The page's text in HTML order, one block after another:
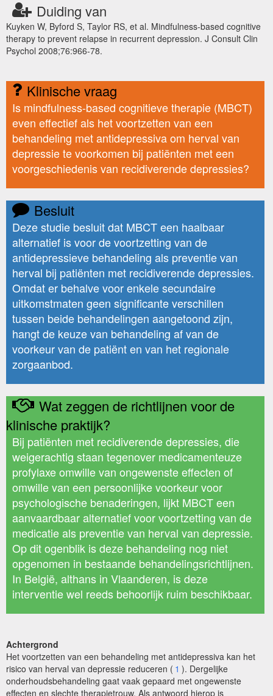
Duiding van
Kuyken W, Byford S, Taylor RS, et al. Mindfulness-based cognitive
therapy to prevent relapse in recurrent depression. J Consult Clin
Psychol 2008;76:966-78.
Klinische vraag
Is mindfulness-based cognitieve therapie (MBCT)
even effectief als het voortzetten van een
behandeling met antidepressiva om herval van
depressie te voorkomen bij patiënten met een
voorgeschiedenis van recidiverende depressies?
Besluit
Deze studie besluit dat MBCT een haalbaar
alternatief is voor de voortzetting van de
antidepressieve behandeling als preventie van
herval bij patiënten met recidiverende depressies.
Omdat er behalve voor enkele secundaire
uitkomstmaten geen significante verschillen
tussen beide behandelingen aangetoond zijn,
hangt de keuze van behandeling af van de
voorkeur van de patiënt en van het regionale
zorgaanbod.
Wat zeggen de richtlijnen voor de
klinische praktijk?
Bij patiënten met recidiverende depressies, die
weigerachtig staan tegenover medicamenteuze
profylaxe omwille van ongewenste effecten of
omwille van een persoonlijke voorkeur voor
psychologische benaderingen, lijkt MBCT een
aanvaardbaar alternatief voor voortzetting van de
medicatie als preventie van herval van depressie.
Op dit ogenblik is deze behandeling nog niet
opgenomen in bestaande behandelingsrichtlijnen.
In België, althans in Vlaanderen, is deze
interventie wel reeds behoorlijk ruim beschikbaar.
Achtergrond
Het voortzetten van een behandeling met antidepressiva kan het
risico van herval van depressie reduceren ( 1 ). Dergelijke
onderhoudsbehandeling gaat vaak gepaard met ongewenste
effecten en slechte therapietrouw. Als antwoord hierop is